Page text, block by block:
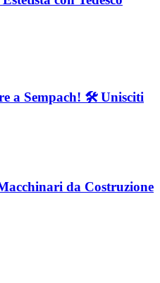
a Sempach! 🛠️ Unisciti
da Costruzione